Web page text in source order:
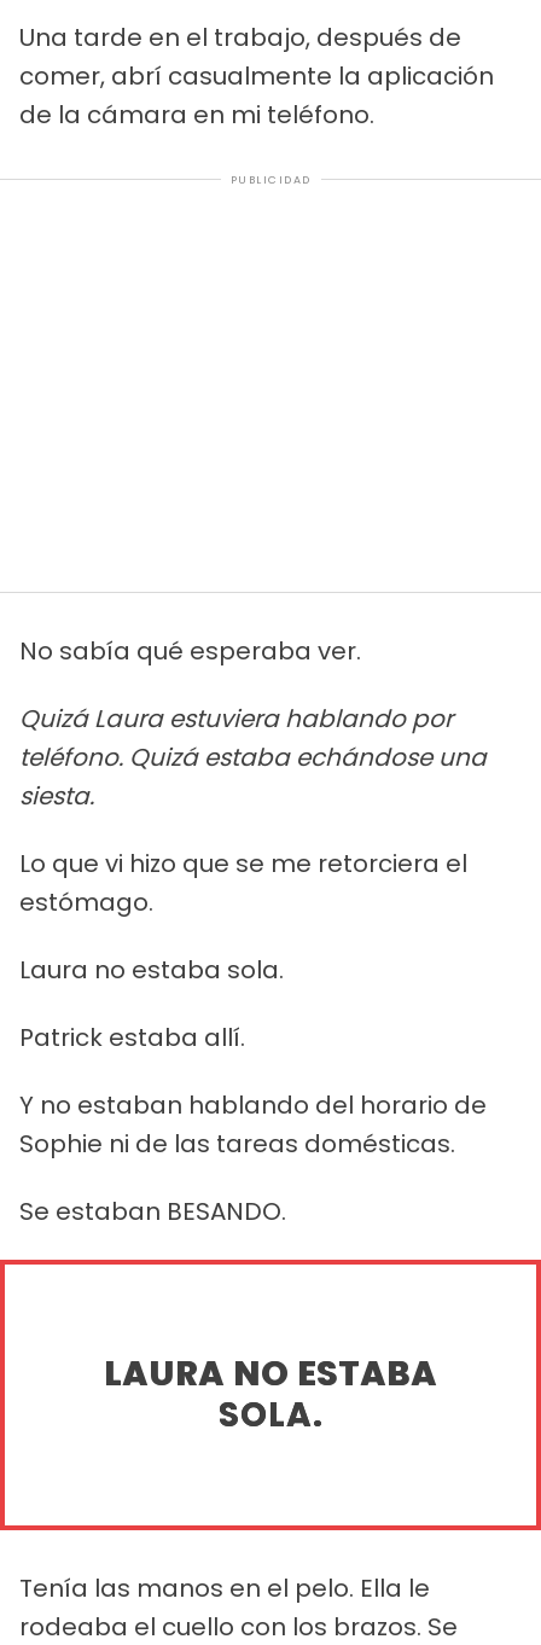
Una tarde en el trabajo, después de
comer, abrí casualmente la aplicación
de la cámara en mi teléfono.
PUBLICIDAD
No sabía qué esperaba ver.
Quizá Laura estuviera hablando por
teléfono. Quizá estaba echándose una
siesta.
Lo que vi hizo que se me retorciera el
estómago.
Laura no estaba sola.
Patrick estaba allí.
Y no estaban hablando del horario de
Sophie ni de las tareas domésticas.
Se estaban BESANDO.
LAURA NO ESTABA
SOLA.
Tenía las manos en el pelo. Ella le
rodeaba el cuello con los brazos. Se